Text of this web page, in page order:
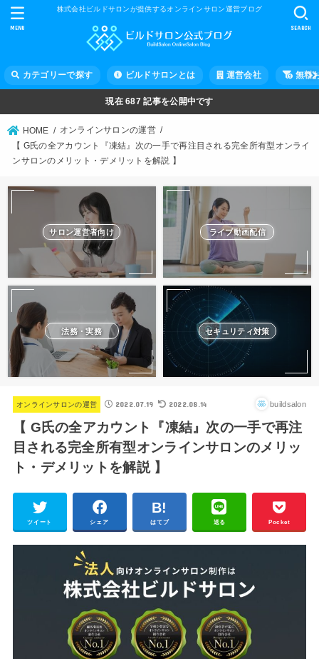
株式会社ビルドサロンが提供するオンラインサロン運営ブログ
カテゴリーで探す ビルドサロンとは 運営会社 無料
SEARCH
MENU
現在687 記事を公開中です
HOME
オンラインサロンの運営
【 G氏の全アカウント『凍結』次の一手で再注目される完全所有型オンライ
ンサロンのメリット・デメリットを解説 】
サロン運営者向け ライブ動画配信
法務・実務 セキュリティ対策
オンラインサロンの運営 2022.07.19 2022.08.14 buildsalon
【 G氏の全アカウント『凍結』次の一手で再注
目される完全所有型オンラインサロンのメリッ
ト・デメリットを解説 】
ツイート シェア はてブ 送る Pocket